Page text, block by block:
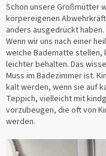
Schon unsere Großmütter
körpereigenen
anders ausgedrückt
Wenn wir uns nach einer
weiche Badematte stellen,
leichter behalten. Das
Muss im Badezimmer ist.
kalt werden, wenn sie auf
Teppich, vielleicht mit
vorzubeugen, die oft von
werden.